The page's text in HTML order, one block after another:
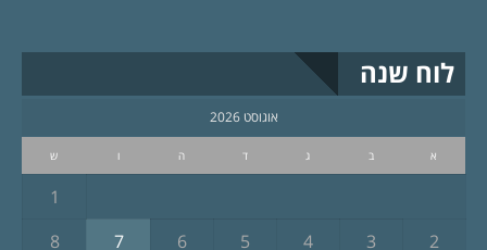
לוח שנה
אוגוסט 2026
א ב ג ד ה ו ש
1
2
3
4
5
6
7
8